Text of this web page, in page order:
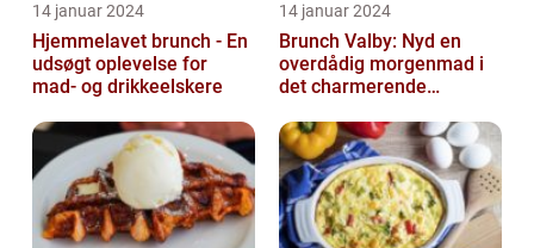
14 januar 2024
Hjemmelavet brunch - En
udsøgt oplevelse for
mad- og drikkeelskere
14 januar 2024
Brunch Valby: Nyd en
overdådig morgenmad i
det charmerende